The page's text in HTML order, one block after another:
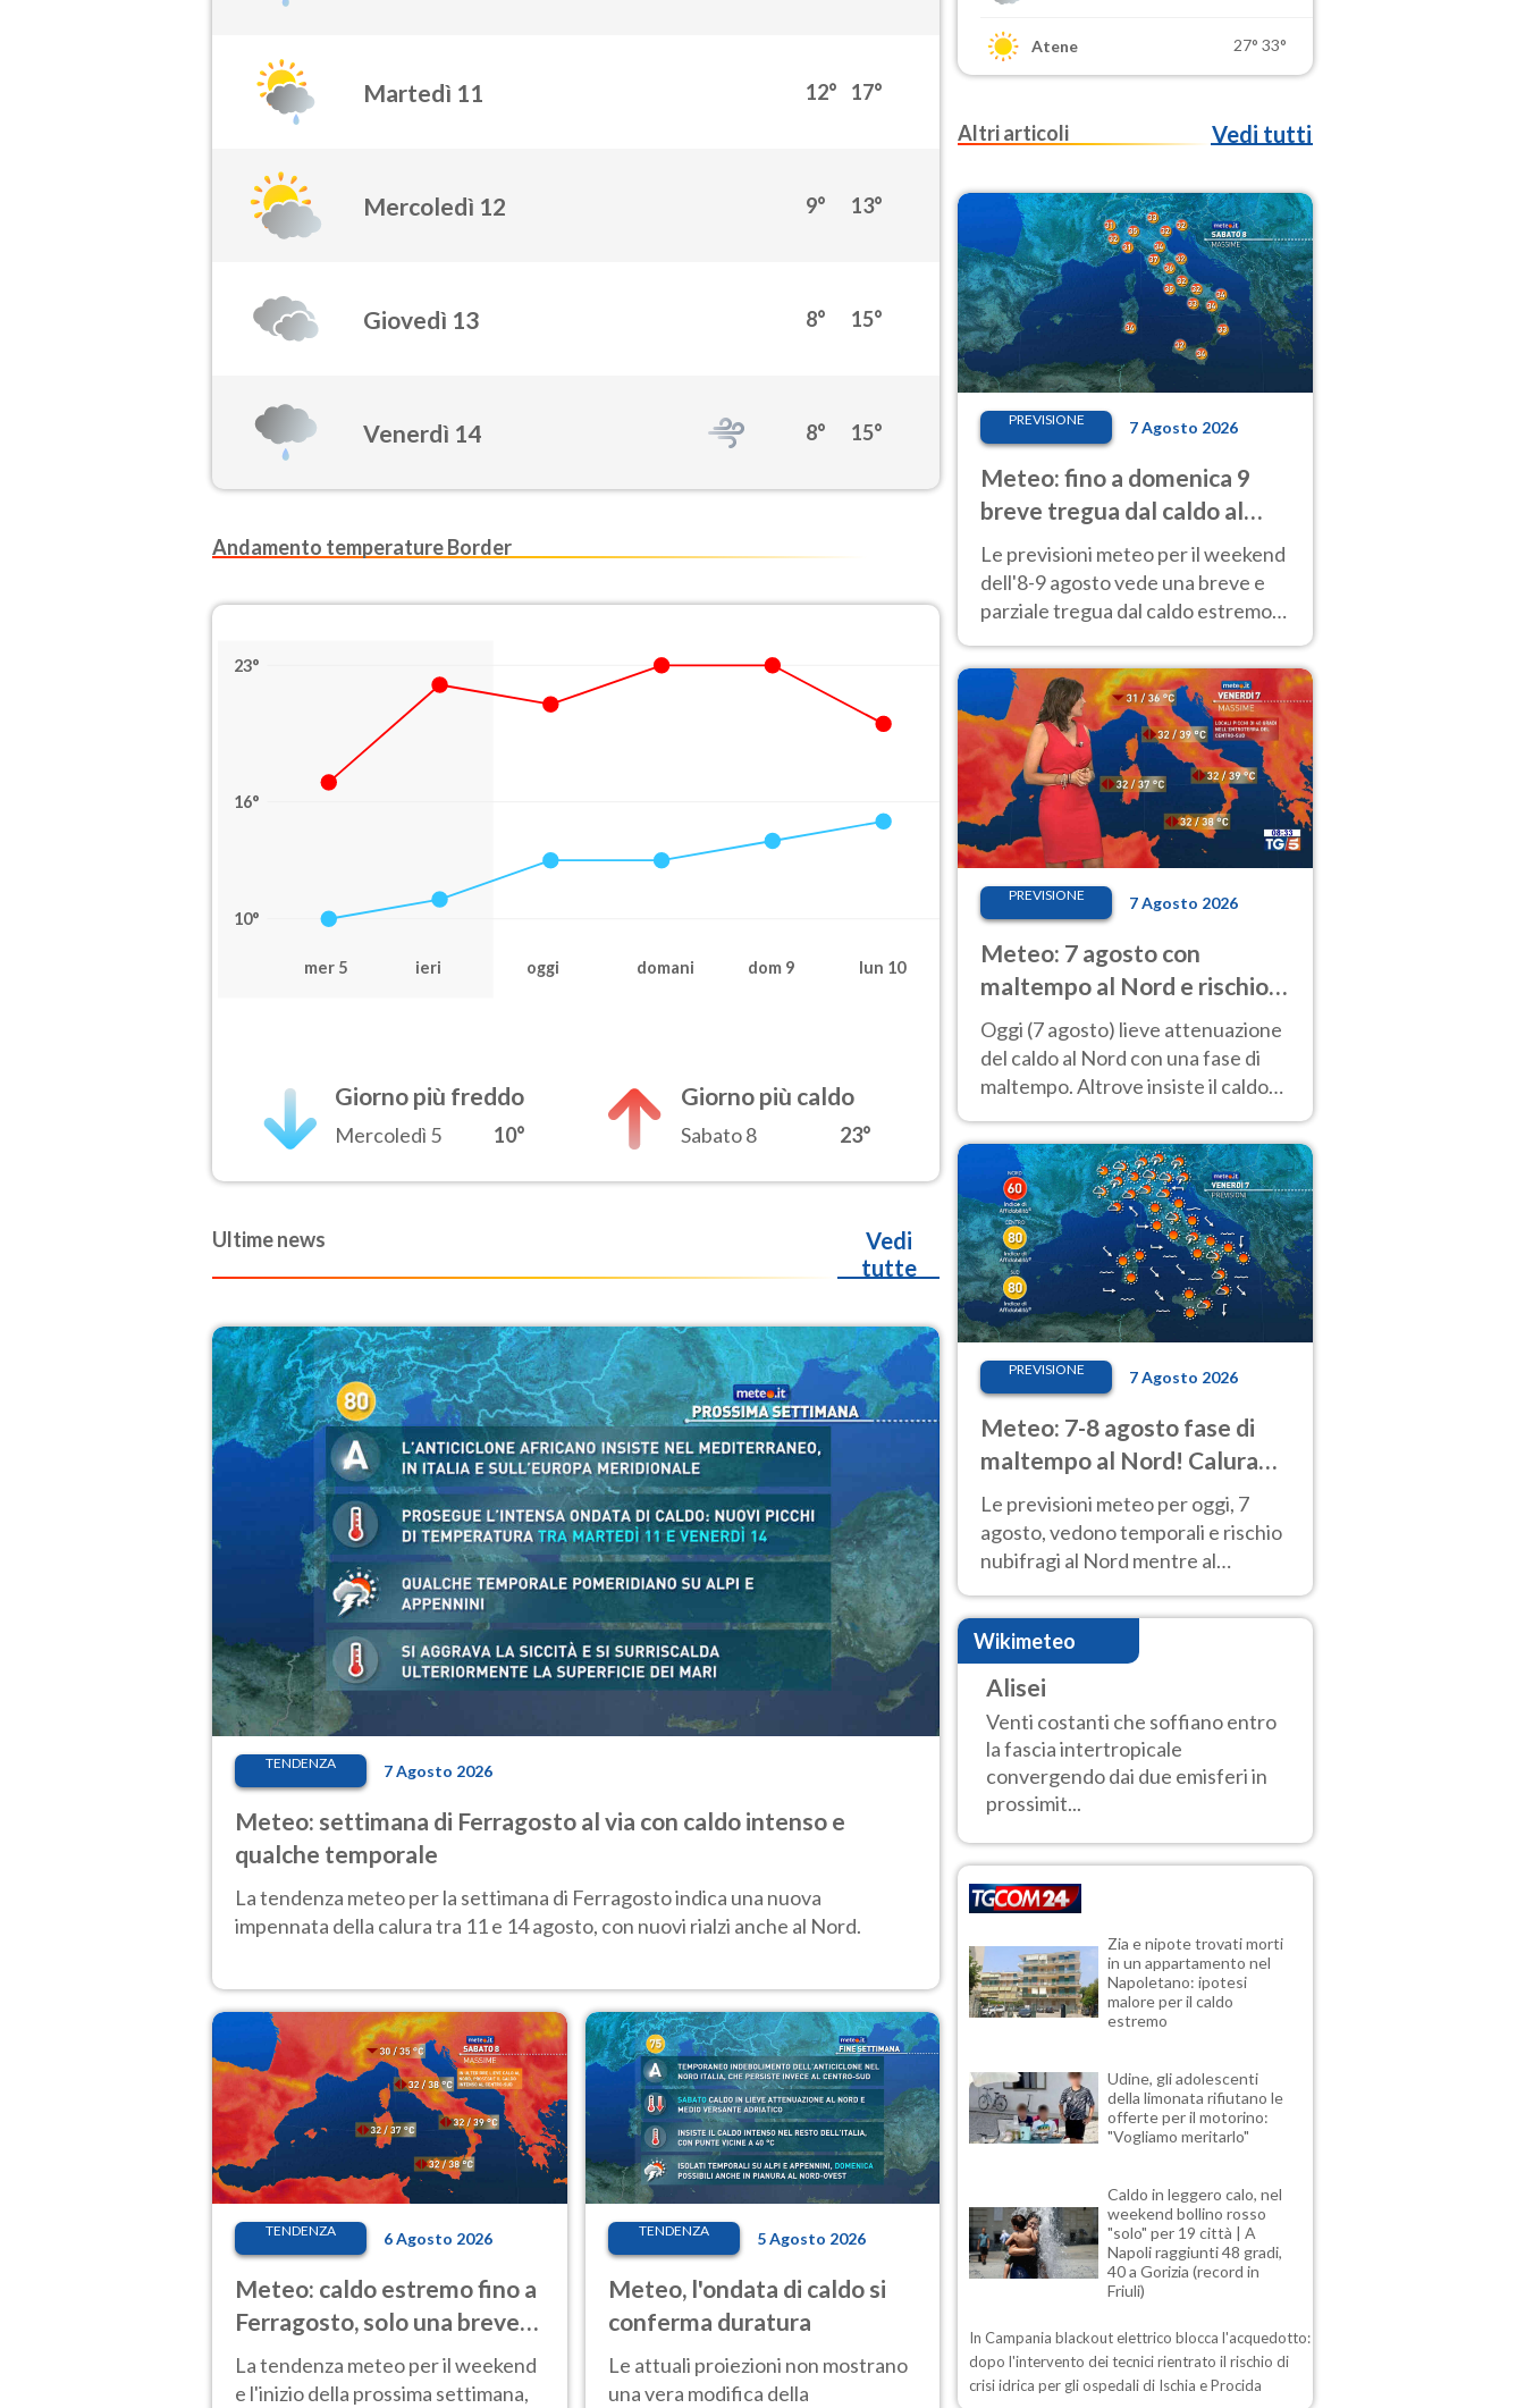
Martedì 11 12° 17°
Mercoledì 12 9° 13°
Giovedì 13 8° 15°
Venerdì 14 8° 15°
Andamento temperature Border
23°
16°
10°
mer 5 ieri oggi domani dom 9 lun 10
Giorno più freddo
Mercoledì 5 10°
Giorno più caldo
Sabato 8 23°
Ultime news
Vedi
tutte
TENDENZA 7 Agosto 2026
Meteo: settimana di Ferragosto al via con caldo intenso e
qualche temporale
La tendenza meteo per la settimana di Ferragosto indica una nuova
impennata della calura tra 11 e 14 agosto, con nuovi rialzi anche al Nord.
TENDENZA 6 Agosto 2026
Meteo: caldo estremo fino a
Ferragosto, solo una breve
pausa. Ecco dove
La tendenza meteo per il weekend
e l'inizio della prossima settimana,
TENDENZA 5 Agosto 2026
Meteo, l'ondata di caldo si
conferma duratura
Le attuali proiezioni non mostrano
una vera modifica della
Atene 27° 33°
Altri articoli Vedi tutti
PREVISIONE 7 Agosto 2026
Meteo: fino a domenica 9
breve tregua dal caldo al
Nord! Altrove calura e afa
Le previsioni meteo per il weekend
dell'8-9 agosto vede una breve e
parziale tregua dal caldo estremo
40 gradi.
PREVISIONE 7 Agosto 2026
Meteo: 7 agosto con
maltempo al Nord e rischio
nubifragi. Altrove caldo
estremo
Oggi (7 agosto) lieve attenuazione
del caldo al Nord con una fase di
maltempo. Altrove insiste il caldo
previsioni
PREVISIONE 7 Agosto 2026
Meteo: 7-8 agosto fase di
maltempo al Nord! Calura
fino a Ferragosto
Le previsioni meteo per oggi, 7
agosto, vedono temporali e rischio
nubifragi al Nord mentre al
Centro-Sud sole e caldo sempre
molto intenso.
Wikimeteo
Alisei
Venti costanti che soffiano entro
la fascia intertropicale
convergendo dai due emisferi in
prossimit...
Zia e nipote trovati morti
in un appartamento nel
Napoletano: ipotesi
malore per il caldo
estremo
Udine, gli adolescenti
della limonata rifiutano le
offerte per il motorino:
"Vogliamo meritarlo"
Caldo in leggero calo, nel
weekend bollino rosso
"solo" per 19 città | A
Napoli raggiunti 48 gradi,
40 a Gorizia (record in
Friuli)
In Campania blackout elettrico blocca l'acquedotto:
dopo l'intervento dei tecnici rientrato il rischio di
crisi idrica per gli ospedali di Ischia e Procida